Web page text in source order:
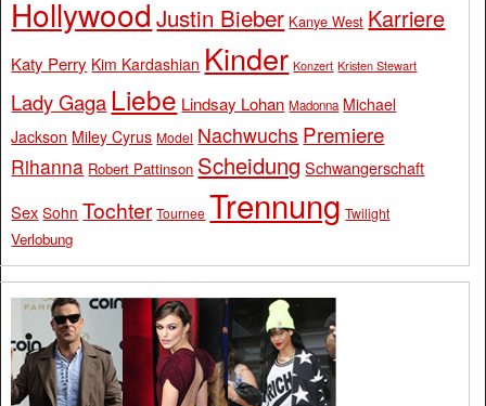
Hollywood Justin Bieber Kanye West Karriere
Katy Perry Kim Kardashian Kinder Konzert Kristen Stewart
Lady Gaga Liebe Lindsay Lohan Madonna Michael
Jackson Miley Cyrus Model Nachwuchs Premiere
Rihanna Robert Pattinson Scheidung Schwangerschaft
Sex Sohn Tochter Tournee Trennung Twilight
Verlobung